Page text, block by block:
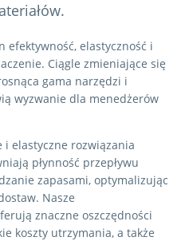
efektywność, elastyczność i
Ciągle zmieniające się
gama narzędzi i
wyzwanie dla menedżerów
i elastyczne rozwiązania
płynność przepływu
zapasami, optymalizując
Nasze
znaczne oszczędności
koszty utrzymania, a także